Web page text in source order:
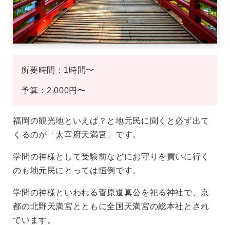
所要時間：1時間〜
予算：2,000円〜
福岡の観光地といえば？と地元民に聞くと必ず出て
くるのが「太宰府天満宮」です。
学問の神様として受験前などにお守りを買いに行く
のも地元民にとっては恒例です。
学問の神様といわれる菅原道真公を祀る神社で、京
都の北野天満宮とともに全国天満宮の総本社とされ
ています。